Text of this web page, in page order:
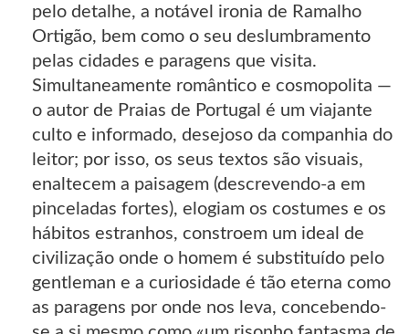
pelo detalhe, a notável ironia de Ramalho
Ortigão, bem como o seu deslumbramento
pelas cidades e paragens que visita.
Simultaneamente romântico e cosmopolita —
o autor de Praias de Portugal é um viajante
culto e informado, desejoso da companhia do
leitor; por isso, os seus textos são visuais,
enaltecem a paisagem (descrevendo-a em
pinceladas fortes), elogiam os costumes e os
hábitos estranhos, constroem um ideal de
civilização onde o homem é substituído pelo
gentleman e a curiosidade é tão eterna como
as paragens por onde nos leva, concebendo-